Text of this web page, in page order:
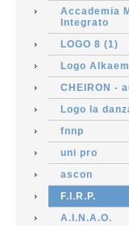
Accademia
Integrato
LOGO 8 (1)
Logo
CHEIRON -
Logo la
fnnp
uni pro
ascon
F.I.R.P.
A.I.N.A.O.